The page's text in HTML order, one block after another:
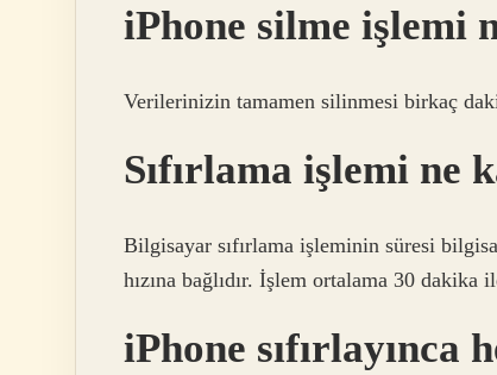
iPhone silme işlemi
Verilerinizin tamamen silinmesi birkaç
Sıfırlama işlemi ne
Bilgisayar sıfırlama işleminin süresi
hızına bağlıdır. İşlem ortalama 30 dakika
iPhone sıfırlayınca